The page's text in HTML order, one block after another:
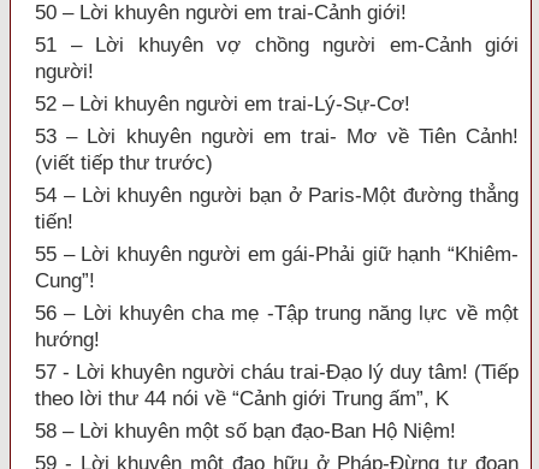
50 – Lời khuyên người em trai-Cảnh giới!
51 – Lời khuyên vợ chồng người em-Cảnh giới
người!
52 – Lời khuyên người em trai-Lý-Sự-Cơ!
53 – Lời khuyên người em trai- Mơ về Tiên Cảnh!
(viết tiếp thư trước)
54 – Lời khuyên người bạn ở Paris-Một đường thẳng
tiến!
55 – Lời khuyên người em gái-Phải giữ hạnh “Khiêm-
Cung”!
56 – Lời khuyên cha mẹ -Tập trung năng lực về một
hướng!
57 - Lời khuyên người cháu trai-Đạo lý duy tâm! (Tiếp
theo lời thư 44 nói về “Cảnh giới Trung ấm”, K
58 – Lời khuyên một số bạn đạo-Ban Hộ Niệm!
59 - Lời khuyên một đạo hữu ở Pháp-Đừng tự đoạn